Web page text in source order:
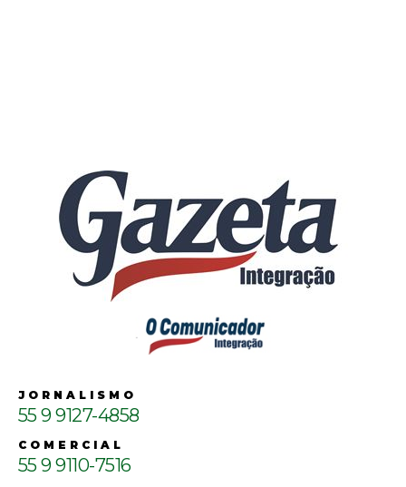
JORNALISMO
55 9 9127-4858
COMERCIAL
55 9 9110-7516